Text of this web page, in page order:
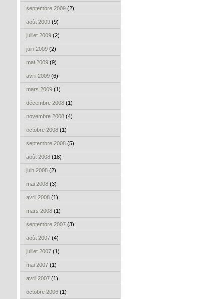
septembre 2009 (2)
août 2009 (9)
juillet 2009 (2)
juin 2009 (2)
mai 2009 (9)
avril 2009 (6)
mars 2009 (1)
décembre 2008 (1)
novembre 2008 (4)
octobre 2008 (1)
septembre 2008 (5)
août 2008 (18)
juin 2008 (2)
mai 2008 (3)
avril 2008 (1)
mars 2008 (1)
septembre 2007 (3)
août 2007 (4)
juillet 2007 (1)
mai 2007 (1)
avril 2007 (1)
octobre 2006 (1)